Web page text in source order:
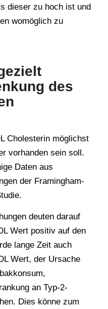
dieser zu hoch ist und
womöglich zu
des
Cholesterin möglichst
vorhanden sein soll.
Daten aus
der Framingham-
deuten darauf
Wert positiv auf den
lange Zeit auch
Wert, der Ursache
an Typ-2-
Dies könne zum